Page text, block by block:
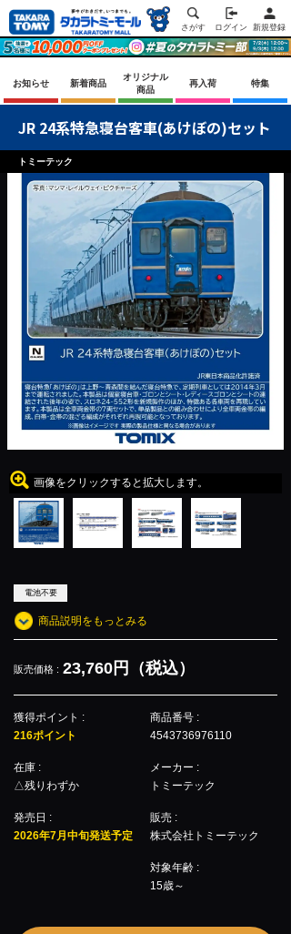
さがす ログイン 新規登録
お知らせ 新着商品
オリジナル
商品
再入荷 特集
JR 24系特急寝台客車(あけぼの)セット
トミーテック
画像をクリックすると拡大します。
電池不要
商品説明をもっとみる
販売価格 : 23,760円（税込）
獲得ポイント :
216ポイント
在庫 :
△残りわずか
発売日 :
2026年7月中旬発送予定
商品番号 :
4543736976110
メーカー :
トミーテック
販売 :
株式会社トミーテック
対象年齢 :
15歳～